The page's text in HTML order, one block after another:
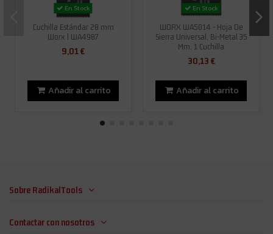
En Stock
Cuchilla Estándar 28 mm
Worx | WA4987
9,01 €
Añadir al carrito
En Stock
WORX WA5014 - Hoja De
Sierra Universal, Bi-Metal 35
Mm, 1 Cuchilla
30,13 €
Añadir al carrito
Sobre RadikalTools
Contactar con nosotros